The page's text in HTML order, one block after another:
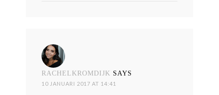
RACHELKROMDIJK SAYS
10 JANUARI 2017 AT 14:41